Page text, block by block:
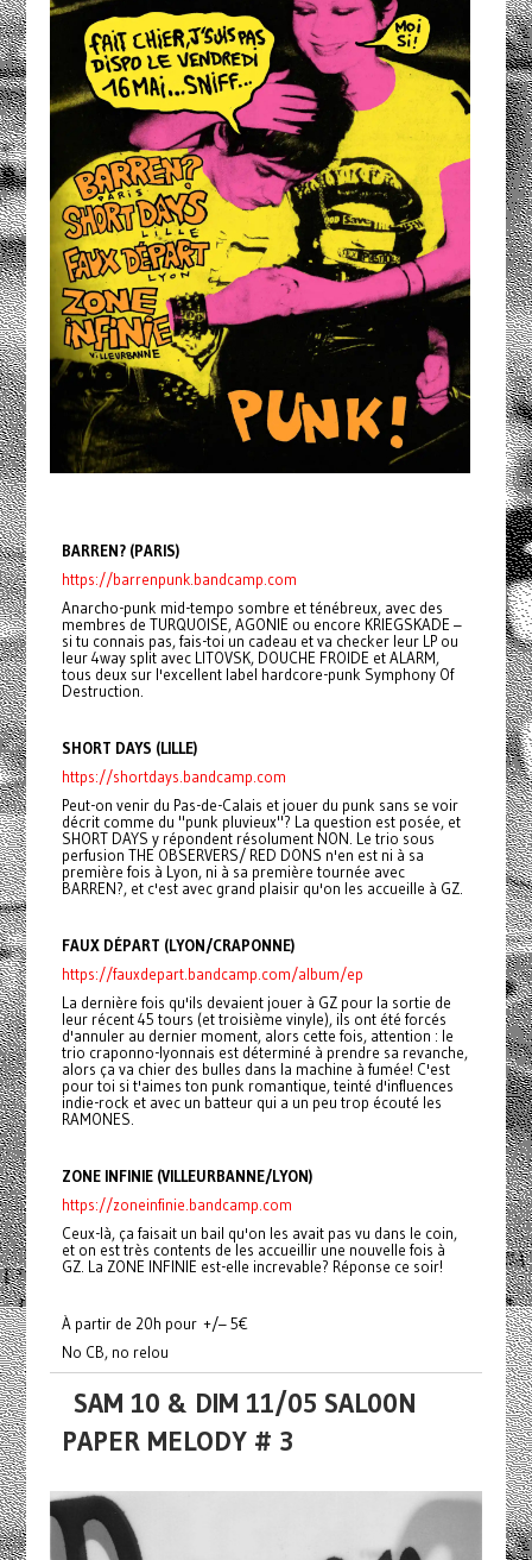
BARREN? (PARIS)
https://barrenpunk.bandcamp.com
Anarcho-punk mid-tempo sombre et ténébreux, avec des
membres de TURQUOISE, AGONIE ou encore KRIEGSKADE –
si tu connais pas, fais-toi un cadeau et va checker leur LP ou
leur 4way split avec LITOVSK, DOUCHE FROIDE et ALARM,
tous deux sur l'excellent label hardcore-punk Symphony Of
Destruction.
SHORT DAYS (LILLE)
https://shortdays.bandcamp.com
Peut-on venir du Pas-de-Calais et jouer du punk sans se voir
décrit comme du "punk pluvieux"? La question est posée, et
SHORT DAYS y répondent résolument NON. Le trio sous
perfusion THE OBSERVERS/ RED DONS n'en est ni à sa
première fois à Lyon, ni à sa première tournée avec
BARREN?, et c'est avec grand plaisir qu'on les accueille à GZ.
FAUX DÉPART (LYON/CRAPONNE)
https://fauxdepart.bandcamp.com/album/ep
La dernière fois qu'ils devaient jouer à GZ pour la sortie de
leur récent 45 tours (et troisième vinyle), ils ont été forcés
d'annuler au dernier moment, alors cette fois, attention : le
trio craponno-lyonnais est déterminé à prendre sa revanche,
alors ça va chier des bulles dans la machine à fumée! C'est
pour toi si t'aimes ton punk romantique, teinté d'influences
indie-rock et avec un batteur qui a un peu trop écouté les
RAMONES.
ZONE INFINIE (VILLEURBANNE/LYON)
https://zoneinfinie.bandcamp.com
Ceux-là, ça faisait un bail qu'on les avait pas vu dans le coin,
et on est très contents de les accueillir une nouvelle fois à
GZ. La ZONE INFINIE est-elle increvable? Réponse ce soir!
À partir de 20h pour +/– 5€
No CB, no relou
SAM 10 & DIM 11/05 SAL00N
PAPER MELODY # 3